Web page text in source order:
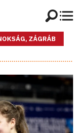
ZÁGRÁB